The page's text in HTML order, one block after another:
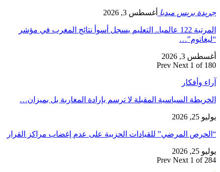
جريدة بريس ميديا أغسطس 3, 2026
المرتبة 122 عالميا.. التعليم يسجل أسوأ نتائج المغرب في مؤشر
“ليغاتوم”…
أغسطس 3, 2026
Prev Next 1 of 180
آراء وأفكار
الخريطة السياسية المقبلة لا ترسم بإرادة المغاربة بل بميزان…
يوليو 25, 2026
“الحرص المرضي” للقيادات الحزبية على عدم إغضاب مراكز القرار
يوليو 25, 2026
Prev Next 1 of 284